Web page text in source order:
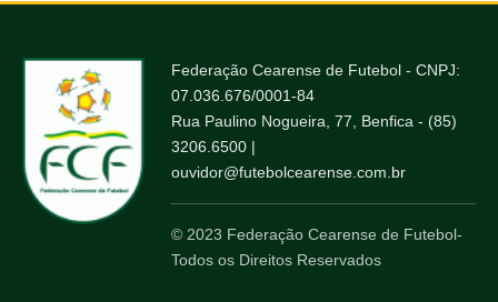
Federação Cearense de Futebol - CNPJ:
07.036.676/0001-84
Rua Paulino Nogueira, 77, Benfica - (85)
3206.6500 |
ouvidor@futebolcearense.com.br
© 2023 Federação Cearense de Futebol-
Todos os Direitos Reservados